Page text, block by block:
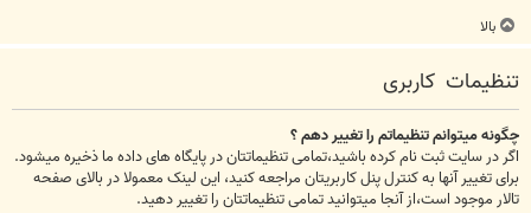
بالا
تنظیمات کاربری
چگونه میتوانم تنظیماتم را تغییر دهم ؟
اگر در سایت ثبت نام کرده باشید،تمامی تنظیماتتان در پایگاه های داده ما ذخیره میشود.
برای تغییر آنها به کنترل پنل کاربریتان مراجعه کنید، این لینک معمولا در بالای صفحه
تالار موجود است،از آنجا میتوانید تمامی تنظیماتتان را تغییر دهید.